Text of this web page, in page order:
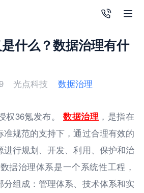
什么？数据治理有什
光点科技 数据治理
权36氪发布。数据治理 ，是指在
规范的支持下，通过合理有效的
进行规划、开发、利用、保护和治
据治理体系是一个系统性工程，
组成：管理体系、技术体系和实